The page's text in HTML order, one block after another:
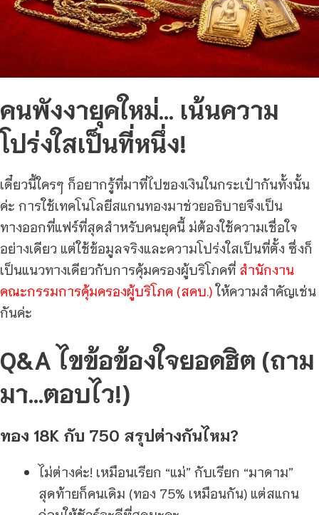
คนพังงายุคใหม่… เน้นความ
โปร่งใสเป็นที่หนึ่ง!
เดี๋ยวนี้ใครๆ ก็อยากรู้ที่มาที่ไปของเงินในกระเป๋ากันทั้งนั้น
ค่ะ การใช้เทคโนโลยีสแกนทองมาช่วยอธิบายจึงเป็น
ทางออกที่แฟร์ที่สุดสำหรับคนยุคนี้ ม่ต้องใช้ความเชื่อใจ
อย่างเดียว แต่ใช้ข้อมูลจริงและความโปร่งใสเป็นที่ตั้ง ซึ่งก็
เป็นแนวทางเดียวกับการคุ้มครองผู้บริโภคที่ สำนักงาน
คณะกรรมการคุ้มครองผู้บริโภค (สคบ.)ให้ความสำคัญเช่น
กันค่ะ
Q&A ไขข้อข้องใจยอดฮิต (ถาม
มา…ตอบไว!)
ทอง 18K กับ 750 สรุปต่างกันไหม?
ไม่ต่างค่ะ! เหมือนเรียก “แม่” กับเรียก “มาดาม”
สุดท้ายก็คนเดิม (ทอง 75% เหมือนกัน) แต่สแกน